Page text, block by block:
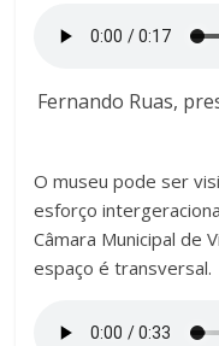
Fernando Ruas,
O museu pode ser
esforço
Câmara Municipal de
espaço é transversal.